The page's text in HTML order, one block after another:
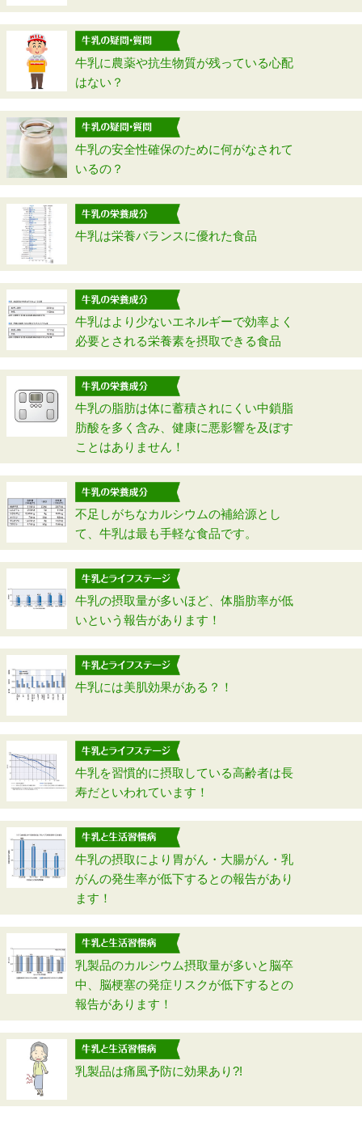
牛乳に農薬や抗生物質が残っている心配
はない？
牛乳の安全性確保のために何がなされて
いるの？
牛乳は栄養バランスに優れた食品
牛乳はより少ないエネルギーで効率よく
必要とされる栄養素を摂取できる食品
牛乳の脂肪は体に蓄積されにくい中鎖脂
肪酸を多く含み、健康に悪影響を及ぼす
ことはありません！
不足しがちなカルシウムの補給源とし
て、牛乳は最も手軽な食品です。
牛乳の摂取量が多いほど、体脂肪率が低
いという報告があります！
牛乳には美肌効果がある？！
牛乳を習慣的に摂取している高齢者は長
寿だといわれています！
牛乳の摂取により胃がん・大腸がん・乳
がんの発生率が低下するとの報告があり
ます！
乳製品のカルシウム摂取量が多いと脳卒
中、脳梗塞の発症リスクが低下するとの
報告があります！
乳製品は痛風予防に効果あり?!